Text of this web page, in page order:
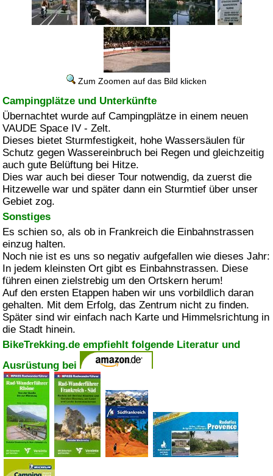
Zum Zoomen auf das Bild klicken
Campingplätze und Unterkünfte
Übernachtet wurde auf Campingplätze in einem neuen
VAUDE Space IV - Zelt.
Dieses bietet Sturmfestigkeit, hohe Wassersäulen für
Schutz gegen Wassereinbruch bei Regen und gleichzeitig
auch gute Belüftung bei Hitze.
Dies war auch bei dieser Tour notwendig, da zuerst die
Hitzewelle war und später dann ein Sturmtief über unser
Gebiet zog.
Sonstiges
Es schien so, als ob in Frankreich die Einbahnstrassen
einzug halten.
Noch nie ist es uns so negativ aufgefallen wie dieses Jahr:
In jedem kleinsten Ort gibt es Einbahnstrassen. Diese
führen einen zielstrebig um den Ortskern herum!
Auf den ersten Etappen haben wir uns vorbildlich daran
gehalten. Mit dem Erfolg, das Zentrum nicht zu finden.
Später sind wir einfach nach Karte und Himmelsrichtung in
die Stadt hinein.
BikeTrekking.de empfiehlt folgende Literatur und
Ausrüstung bei